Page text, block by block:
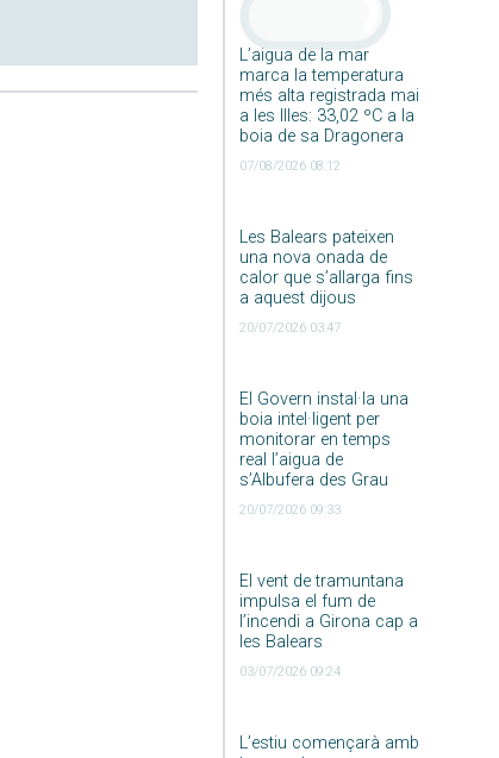
L’aigua de la mar
marca la temperatura
més alta registrada mai
a les Illes: 33,02 ºC a la
boia de sa Dragonera
07/08/2026 08:12
Les Balears pateixen
una nova onada de
calor que s’allarga fins
a aquest dijous
20/07/2026 03:47
El Govern instal·la una
boia intel·ligent per
monitorar en temps
real l’aigua de
s’Albufera des Grau
20/07/2026 09:33
El vent de tramuntana
impulsa el fum de
l’incendi a Girona cap a
les Balears
03/07/2026 09:24
L’estiu començarà amb